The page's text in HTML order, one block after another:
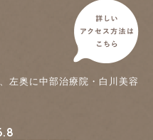
左奥に中部治療院・白川美容